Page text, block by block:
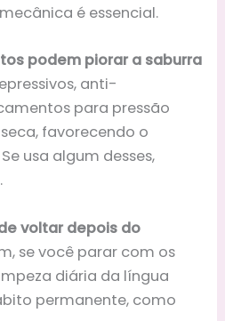
é essencial.
podem piorar a saburra
anti-
para pressão
favorecendo o
usa algum desses,
voltar depois do
se você parar com os
diária da língua
permanente, como